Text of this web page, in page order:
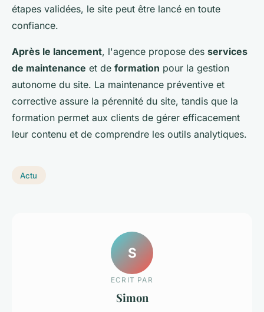
étapes validées, le site peut être lancé en toute
confiance.
Après le lancement, l'agence propose des services
de maintenance et de formation pour la gestion
autonome du site. La maintenance préventive et
corrective assure la pérennité du site, tandis que la
formation permet aux clients de gérer efficacement
leur contenu et de comprendre les outils analytiques.
Actu
S
ECRIT PAR
Simon